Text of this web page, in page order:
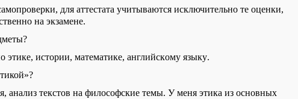
, для аттестата учитываются исключительно те оценки,
на экзамене.
этике, истории, математике, английскому языку.
»?
анализ текстов на философские темы. Уменя этика из основных